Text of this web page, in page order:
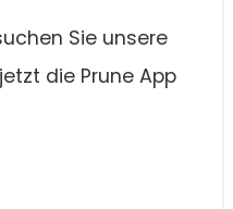
Sie unsere
die Prune App